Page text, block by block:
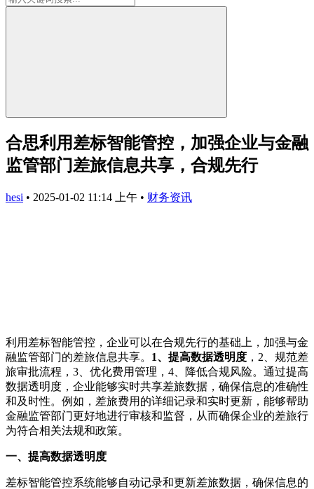
合思利用差标智能管控，加强企业与金融
监管部门差旅信息共享，合规先行
hesi • 2025-01-02 11:14 上午 • 财务资讯
利用差标智能管控，企业可以在合规先行的基础上，加强与金
融监管部门的差旅信息共享。 1、提高数据透明度 ，2、规范差
旅审批流程，3、优化费用管理，4、降低合规风险。通过提高
数据透明度，企业能够实时共享差旅数据，确保信息的准确性
和及时性。例如，差旅费用的详细记录和实时更新，能够帮助
金融监管部门更好地进行审核和监督，从而确保企业的差旅行
为符合相关法规和政策。
一、提高数据透明度
差标智能管控系统能够自动记录和更新差旅数据，确保信息的